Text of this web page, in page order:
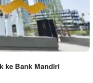
ke Bank Mandiri